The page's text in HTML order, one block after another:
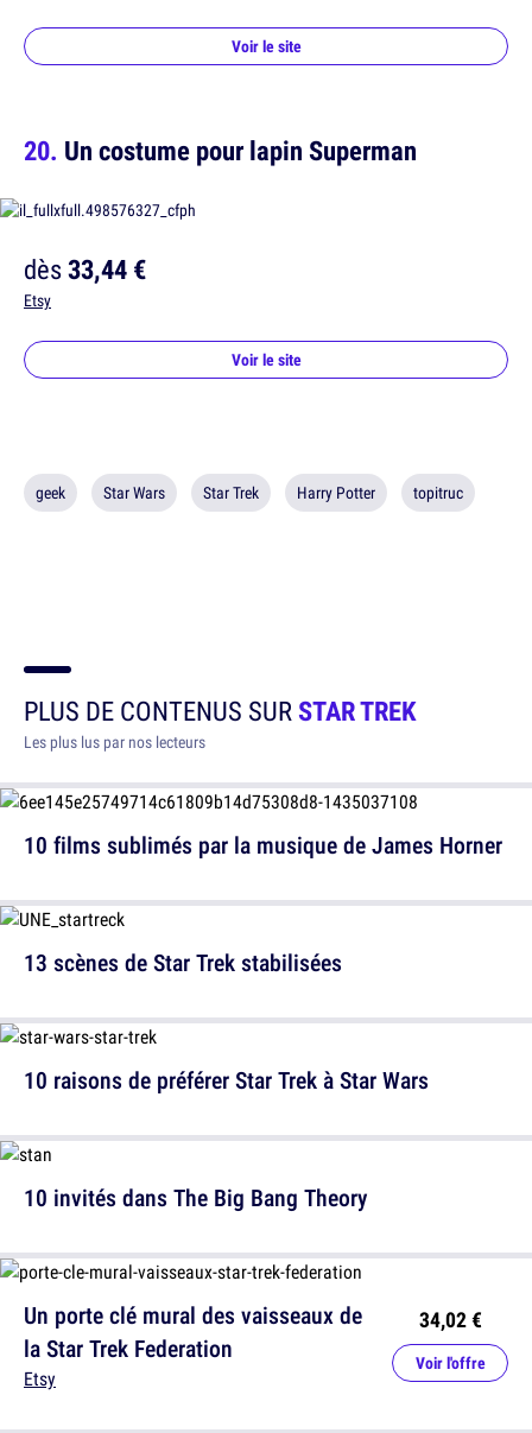
Voir le site
Un costume pour lapin Superman
dès33,44 €
Etsy
Voir le site
geek Star Wars Star Trek Harry Potter topitruc
PLUS DE CONTENUS SURSTAR TREK
Les plus lus par nos lecteurs
10 films sublimés par la musique de James Horner
10 raisons de préférer Star Trek à Star Wars
Un porte clé mural des vaisseaux de
la Star Trek Federation
Etsy
34,02 €
Voir l'offre
13 scènes de Star Trek stabilisées
10 invités dans The Big Bang Theory